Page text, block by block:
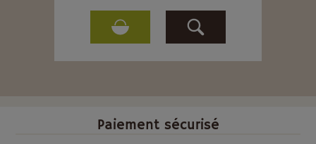
Paiement sécurisé